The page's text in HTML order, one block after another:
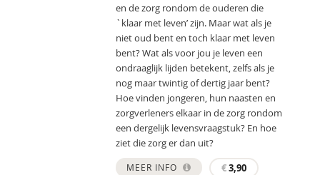
en de zorg rondom de ouderen die
`klaar met leven’ zijn. Maar wat als je
niet oud bent en toch klaar met leven
bent? Wat als voor jou je leven een
ondraaglijk lijden betekent, zelfs als je
nog maar twintig of dertig jaar bent?
Hoe vinden jongeren, hun naasten en
zorgverleners elkaar in de zorg rondom
een dergelijk levensvraagstuk? En hoe
ziet die zorg er dan uit?
MEER INFO €3,90